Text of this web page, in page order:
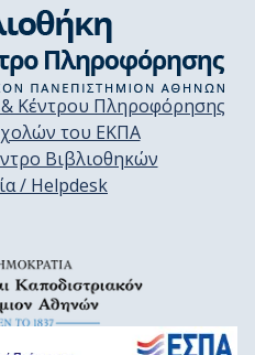
Κέντρου Πληροφόρησης
του ΕΚΠΑ
Βιβλιοθηκών
/ Helpdesk